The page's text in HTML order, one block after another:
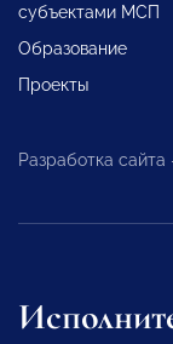
субъектами МСП
Образование
Проекты
Разработка